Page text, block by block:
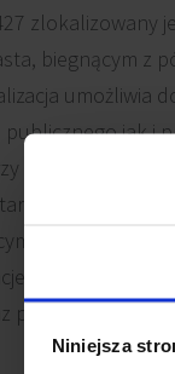
Niniejsza
zlokalizowany
biegnącym z
umożliwia
jak i
budynku
dostępny na
się Centrum
Ponadto w